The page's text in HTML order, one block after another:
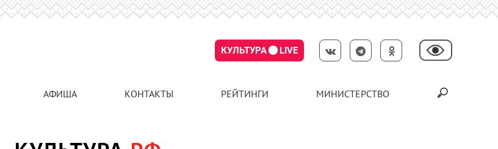
КУЛЬТУРА LIVE
АФИША КОНТАКТЫ РЕЙТИНГИ МИНИСТЕРСТВО